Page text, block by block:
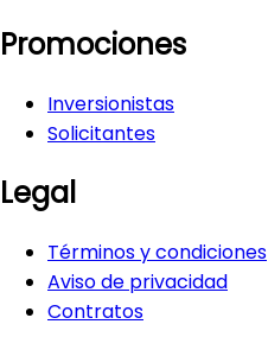
Promociones
Inversionistas
Solicitantes
Legal
Términos y condiciones
Aviso de privacidad
Contratos